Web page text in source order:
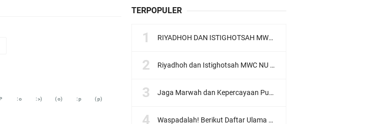
:o :>) (o) :p (p)
TERPOPULER
RIYADHOH DAN ISTIGHOTSAH MWC NU LOWOKWARU Menyambut Muktamar NU ke-35, Meneguhkan Sanad Laku Para Muassis
Riyadhoh dan Istighotsah MWC NU Lowokwaru: Menguatkan Doa, Menjalin Ukhuwah Menyambut Muktamar NU ke-35
Jaga Marwah dan Kepercayaan Publik, Ratusan Guru Ngaji Kota Malang Serukan Deklarasi Ramah Anak
Waspadalah! Berikut Daftar Ulama Wahabi di Seluruh Dunia dan Karya-karyanya